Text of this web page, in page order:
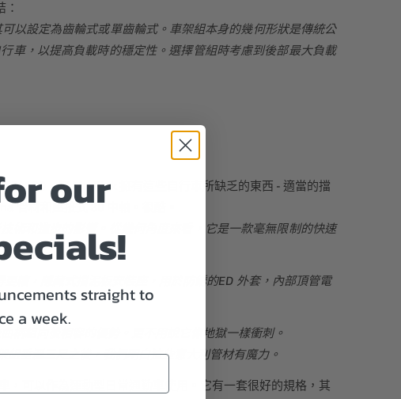
以設定為齒輪式或單齒輪式。車架組本身的幾何形狀是傳統公
車，以提高負載時的穩定性。選擇管組時考慮到後部最大負載
，但 Mr. Pink 擁有這些自行車所缺乏的東西 - 適當的擋
管材和壓接式 30 中軸。很酷。
術和進步的影響。從幾何角度來看，它是一款毫無限制的快速
糟，隱藏式擋泥板安裝座，用於防銹的ED 外套，內部頂管電
柄組向後相容的優勢。更不用說它像地獄一樣衝刺。
垂涎三尺之後，我們明白這些意大利管材有魔力。
可以作為運動型日常通勤車使用。它有一套很好的規格，其
our
straight to
a week.